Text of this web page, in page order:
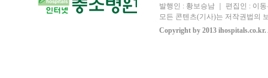
발행인 : 황보승남 ｜ 편집인 : 이
모든 콘텐츠(기사)는 저작권법의
Copyright by 2013 ihospitals.co.kr.